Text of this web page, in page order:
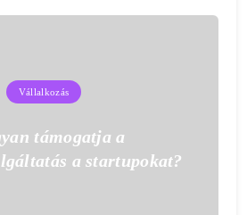
Vállalkozás
támogatja a
a startupokat?